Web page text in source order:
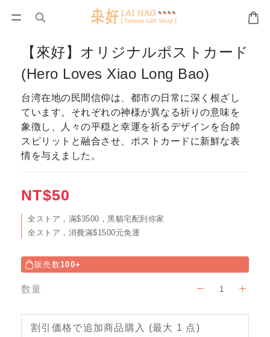
【來好】オリジナルポストカード
(Hero Loves Xiao Long Bao)
台湾在地の民間信仰は、都市の日常に深く根ざし
ています。それぞれの神様が異なる祈りの意味を
象徴し、人々の平穏と幸運を祈るデザインを台帥
スピリットと融合させ、ポストカードに新鮮な表
情を与えました。
NT$50
全ストア，滿$3500，黑貓宅配到你家
全ストア，消費滿$1500元免運
販売数100+
数量
割引価格で追加商品購入 (最大 1 点)